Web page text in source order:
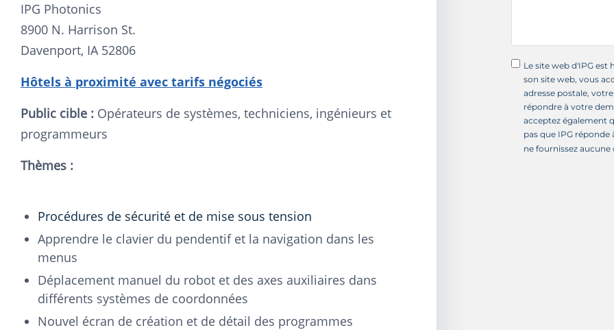
IPG Photonics
8900 N. Harrison St.
Davenport, IA 52806
Hôtels à proximité avec tarifs négociés
Public cible : Opérateurs de systèmes, techniciens, ingénieurs et
programmeurs
Thèmes :
Procédures de sécurité et de mise sous tension
Apprendre le clavier du pendentif et la navigation dans les
menus
Déplacement manuel du robot et des axes auxiliaires dans
différents systèmes de coordonnées
Nouvel écran de création et de détail des programmes
Le site web d'IPG est
son site web, vous
adresse postale,
répondre à votre
acceptez également
pas que IPG
ne fournissez aucune